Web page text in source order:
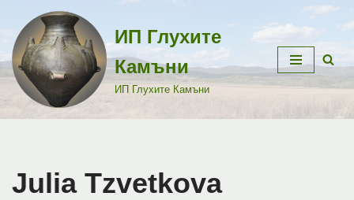
Продължете
към
съдържанието
ИП Глухите
Камъни
ИП Глухите Камъни
Julia Tzvetkova